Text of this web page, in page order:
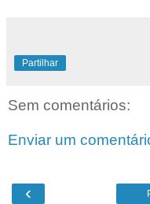
Partilhar
Sem comentários:
Enviar um
‹